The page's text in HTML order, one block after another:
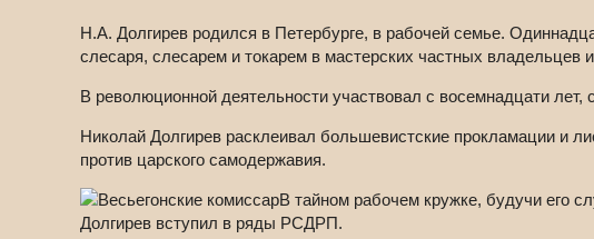
Н.А. Долгирев родился в Петербурге, в рабочей семье.
слесаря, слесарем и токарем в мастерских частных владельцев
В революционной деятельности участвовал с восемнадцати
Николай Долгирев расклеивал большевистские прокламации и
против царского самодержавия.
В тайном рабочем кружке, будучи его
Долгирев вступил в ряды РСДРП.